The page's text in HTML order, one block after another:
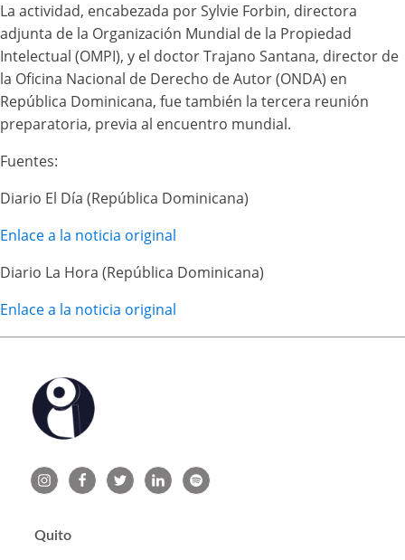
La actividad, encabezada por Sylvie Forbin, directora
adjunta de la Organización Mundial de la Propiedad
Intelectual (OMPI), y el doctor Trajano Santana, director de
la Oficina Nacional de Derecho de Autor (ONDA) en
República Dominicana, fue también la tercera reunión
preparatoria, previa al encuentro mundial.
Fuentes:
Diario El Día (República Dominicana)
Enlace a la noticia original
Diario La Hora (República Dominicana)
Enlace a la noticia original
Quito